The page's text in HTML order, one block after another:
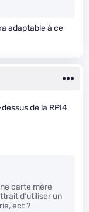
adaptable à ce
de la RPI4
carte mère
d’utiliser un
ect ?